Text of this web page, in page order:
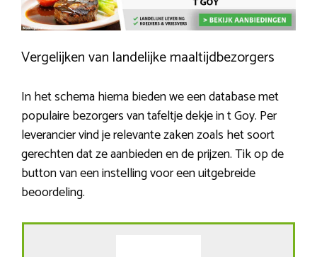
Vergelijken van landelijke maaltijdbezorgers
In het schema hierna bieden we een database met
populaire bezorgers van tafeltje dekje in t Goy. Per
leverancier vind je relevante zaken zoals het soort
gerechten dat ze aanbieden en de prijzen. Tik op de
button van een instelling voor een uitgebreide
beoordeling.